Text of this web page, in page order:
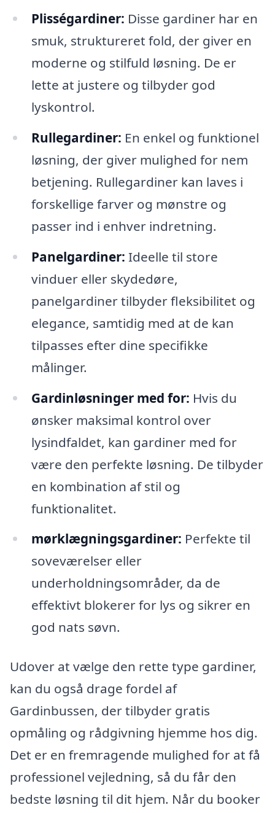
Plisségardiner: Disse gardiner har en
smuk, struktureret fold, der giver en
moderne og stilfuld løsning. De er
lette at justere og tilbyder god
lyskontrol.
Rullegardiner: En enkel og funktionel
løsning, der giver mulighed for nem
betjening. Rullegardiner kan laves i
forskellige farver og mønstre og
passer ind i enhver indretning.
Panelgardiner: Ideelle til store
vinduer eller skydedøre,
panelgardiner tilbyder fleksibilitet og
elegance, samtidig med at de kan
tilpasses efter dine specifikke
målinger.
Gardinløsninger med for: Hvis du
ønsker maksimal kontrol over
lysindfaldet, kan gardiner med for
være den perfekte løsning. De tilbyder
en kombination af stil og
funktionalitet.
mørklægningsgardiner: Perfekte til
soveværelser eller
underholdningsområder, da de
effektivt blokerer for lys og sikrer en
god nats søvn.
Udover at vælge den rette type gardiner,
kan du også drage fordel af
Gardinbussen, der tilbyder gratis
opmåling og rådgivning hjemme hos dig.
Det er en fremragende mulighed for at få
professionel vejledning, så du får den
bedste løsning til dit hjem. Når du booker